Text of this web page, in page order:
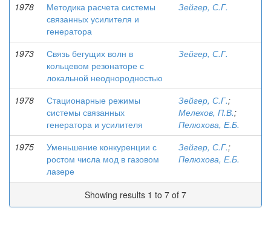
1978
Методика расчета системы
связанных усилителя и
генератора
Зейгер, С.Г.
1973
Связь бегущих волн в
кольцевом резонаторе с
локальной неоднородностью
Зейгер, С.Г.
1978
Стационарные режимы
системы связанных
генератора и усилителя
Зейгер, С.Г.;
Мелехов, П.В.;
Пелюхова, Е.Б.
1975
Уменьшение конкуренции с
ростом числа мод в газовом
лазере
Зейгер, С.Г.;
Пелюхова, Е.Б.
Showing results 1 to 7 of 7